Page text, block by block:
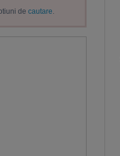
de cautare.